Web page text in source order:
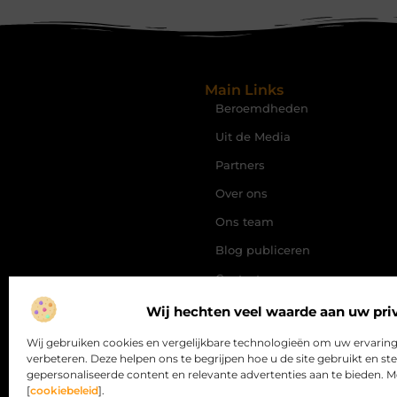
Wij hechten veel waarde aan uw
Wij gebruiken cookies en vergelijkbare technologieën om uw
verbeteren. Deze helpen ons te begrijpen hoe u de site gebruikt en
gepersonaliseerde content en relevante advertenties aan te bieden.
[cookiebeleid].
Main Links
Beroemdheden
Uit de Media
Partners
Over ons
Ons team
Blog publiceren
Contact
Website index
Cookiebeleid (EU)
Koop Backlinks: Wanneer,
en Hoe Doe Je Dat Slim?